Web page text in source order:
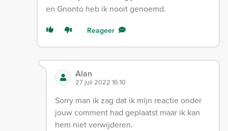
en Gnonto heb ik nooit genoemd.
Reageer
Alan
27 juli 2022 16:10
Sorry man ik zag dat ik mijn reactie onder
jouw comment had geplaatst maar ik kan
hem niet verwijderen.